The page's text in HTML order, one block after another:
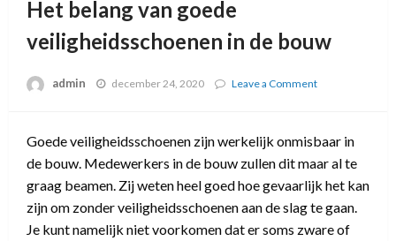
Het belang van goede
veiligheidsschoenen in de bouw
admin december 24, 2020 Leave a Comment
goede
in
de
bouw
Goede veiligheidsschoenen zijn werkelijk onmisbaar in
de bouw. Medewerkers in de bouw zullen dit maar al te
graag beamen. Zij weten heel goed hoe gevaarlijk het kan
zijn om zonder veiligheidsschoenen aan de slag te gaan.
Je kunt namelijk niet voorkomen dat er soms zware of